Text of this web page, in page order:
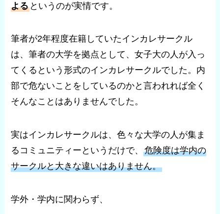
よる というのが実情です。
筆者が2年程度在籍していたインカレサークル
は、筆者の大学を拠点として、女子大の人が入っ
てくるという形式のインカレサークルでした。内
部で危ないことをしているのかと言われれば全く
そんなことはありませんでした。
実はインカレサークルは、色々な大学の人が集ま
るコミュニティーというだけで、危険度は学内の
サークルと大きな違いはありません。
学外・学内に関わらず、